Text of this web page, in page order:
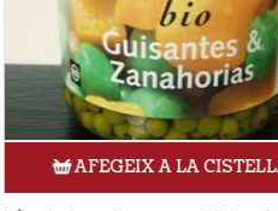
AFEGEIX A LA CISTELLA